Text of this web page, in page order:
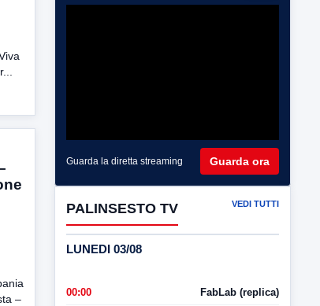
–
Guarda la diretta streaming Guarda ora
PALINSESTO TV VEDI TUTTI
LUNEDI 03/08
00:00 FabLab (replica)